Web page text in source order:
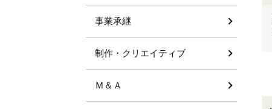
事業承継
制作・クリエイティブ
Ｍ＆Ａ